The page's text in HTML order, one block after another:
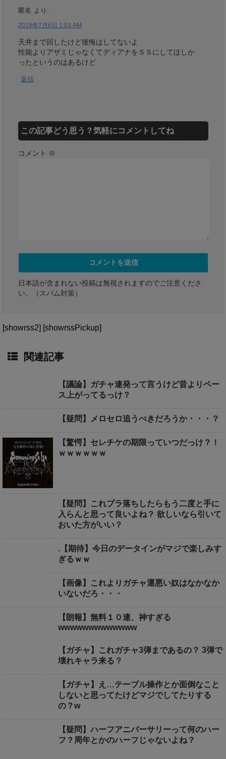
匿名 より:
2019年7月6日 1:03 AM
天井まで回したけど後悔はしてないよ
性能よりアザミじゃなくてディアナをＳＳにしてほしか
ったというのはあるけど
返信
この記事どう思う？気軽にコメントしてね
コメント ※
日本語が含まれない投稿は無視されますのでご注意くださ
い。（スパム対策）
[showrss2] [showrssPickup]
関連記事
【議論】ガチャ連発って言うけど昔よりペー
ス上がってるっけ？
【疑問】メロセロ追うべきだろうか・・・？
【驚愕】セレチケの期限っていつだっけ？！
ｗｗｗｗｗｗ
【疑問】これプラ落ちしたらもう二度と手に
入らんと思って良いよね？ 欲しいなら引いて
おいた方がいい？
.【期待】今日のデータインがマジで楽しみす
ぎるｗｗ
【画像】これよりガチャ運悪い奴はなかなか
いないだろ・・・
【朗報】無料１０連、神すぎる
wwwwwwwwwwwww
【ガチャ】これガチャ3弾まであるの？ 3弾で
壊れキャラ来る？
【ガチャ】え…テーブル操作とか面倒なこと
しないと思ってたけどマジでしてたりする
の？w
【疑問】ハーフアニバーサリーって何のハー
フ？周年とかのハーフじゃないよね？